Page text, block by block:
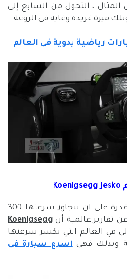
، التحول من السابع إلى
وتلك ميزة فريدة وغاية فى الروعة.
Koenigsegg Jesko
السيارة Jesko لديها القدرة على ان تتجاوز سرعتها 300
تقارير عالمية أن Koenigsegg
في العالم التي تكسر سرعتها
اسرع سيارة فى